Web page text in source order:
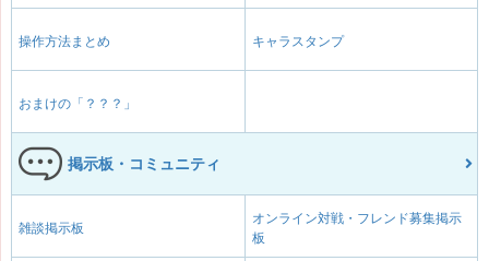
操作方法まとめ キャラスタンプ
おまけの「？？？」
掲示板・コミュニティ
雑談掲示板
オンライン対戦・フレンド募集掲示
板